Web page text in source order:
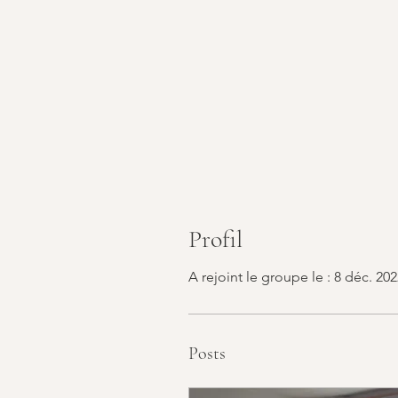
Profil
A rejoint le groupe le : 8 déc.
Posts